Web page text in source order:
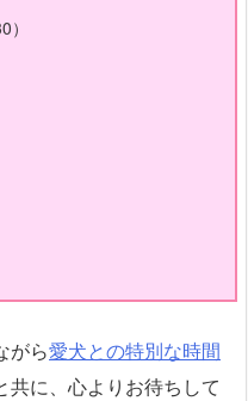
がら愛犬との特別な時間
共に、心よりお待ちして